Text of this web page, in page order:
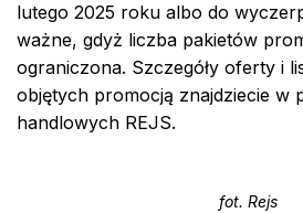
lutego 2025 roku albo do
ważne, gdyż liczba pakietów
ograniczona. Szczegóły oferty i
objętych promocją znajdziecie w
handlowych REJS.
fot. Rejs